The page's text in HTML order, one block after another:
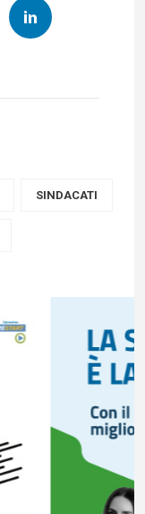
SINDACATI